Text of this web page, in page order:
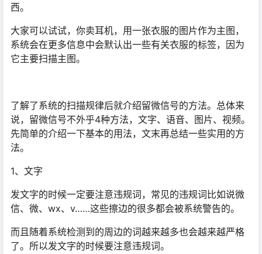
西。
大家可以试试，你卖耳机，用一张衣服的图片作为主图，
系统会在更多信息中会默认出一些有关衣服的标签，因为
它主要扫描主图。
了解了系统的扫描规律后就介绍留微信号的方法。总体来
说，留微信号不外乎4种方法，文字、语音、图片、视频。
先简单的介绍一下基本的用法，文末再总结一些实用的方
法。
1、文字
发文字的时候一定要注意违规词，常见的违规词比如说微
信、微、wx、v……这些擦边的很多都会被系统警告的。
而且随着系统检测到的周边的词越来越多也会越来越严格
了。所以发文字的时候要注意违规词。